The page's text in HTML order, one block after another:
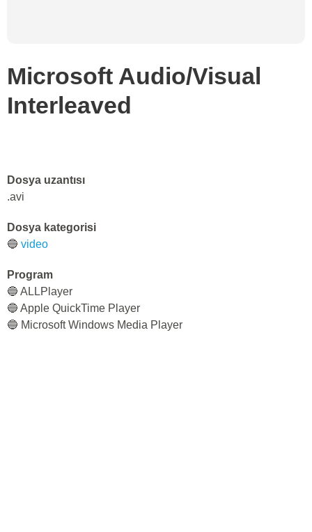
Microsoft Audio/Visual
Interleaved
Dosya uzantısı
.avi
Dosya kategorisi
🔵 video
Program
🔵 ALLPlayer
🔵 Apple QuickTime Player
🔵 Microsoft Windows Media Player